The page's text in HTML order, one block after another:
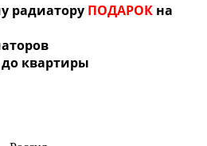
радиатору ПОДАРОК на
до квартиры